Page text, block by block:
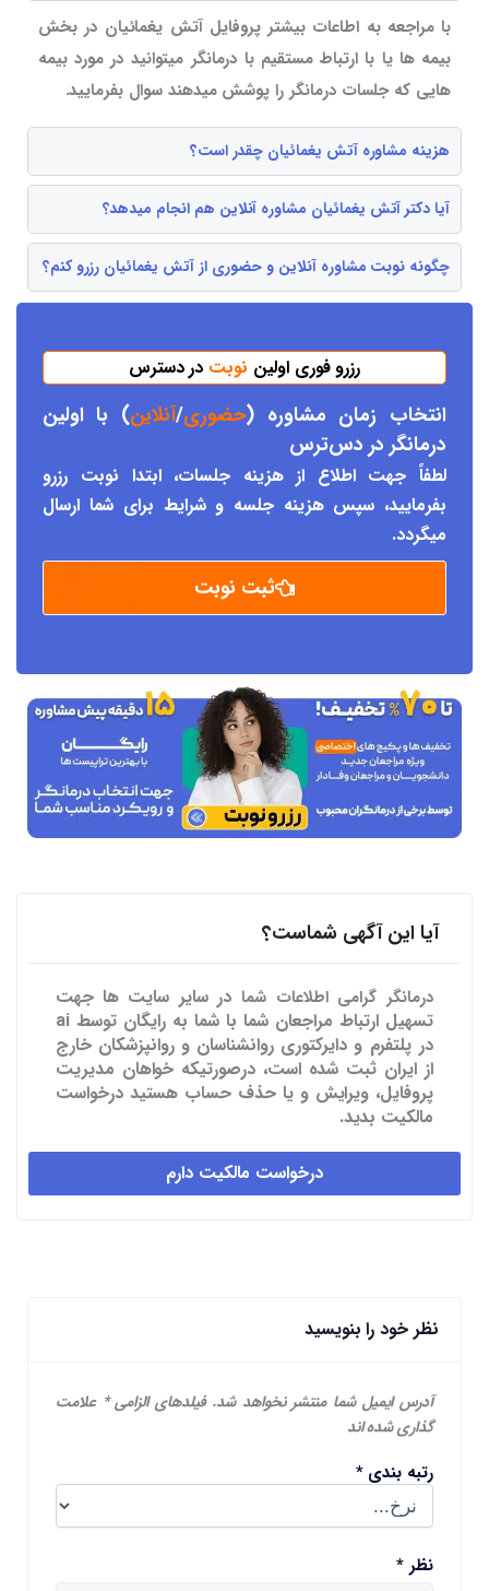
با مراجعه به اطاعات بیشتر پروفایل آتش یغمائیان در بخش
بیمه ها یا با ارتباط مستقیم با درمانگر میتوانید در مورد بیمه
هایی که جلسات درمانگر را پوشش میدهند سوال بفرمایید.
هزینه مشاوره آتش یغمائیان چقدر است؟
آیا دکتر آتش یغمائیان مشاوره آنلاین هم انجام میدهد؟
چگونه نوبت مشاوره آنلاین و حضوری از آتش یغمائیان رزرو کنم؟
رزرو فوری اولین نوبت در دسترس
انتخاب زمان مشاوره (حضوری/آنلاین) با اولین
درمانگر در دسترس
لطفاً جهت اطلاع از هزینه جلسات، ابتدا نوبت رزرو
بفرمایید، سپس هزینه جلسه و شرایط برای شما ارسال
میگردد.
ثبت نوبت
آیا این آگهی شماست؟
درمانگر گرامی اطلاعات شما در سایر سایت ها جهت
تسهیل ارتباط مراجعان شما با شما به رایگان توسط ai
در پلتفرم و دایرکتوری روانشناسان و روانپزشکان خارج
از ایران ثبت شده است، درصورتیکه خواهان مدیریت
پروفایل، ویرایش و یا حذف حساب هستید درخواست
مالکیت بدید.
درخواست مالکیت دارم
نظر خود را بنویسید
آدرس ایمیل شما منتشر نخواهد شد. فیلدهای الزامی* علامت
گذاری شده اند
رتبه بندی*
نظر *